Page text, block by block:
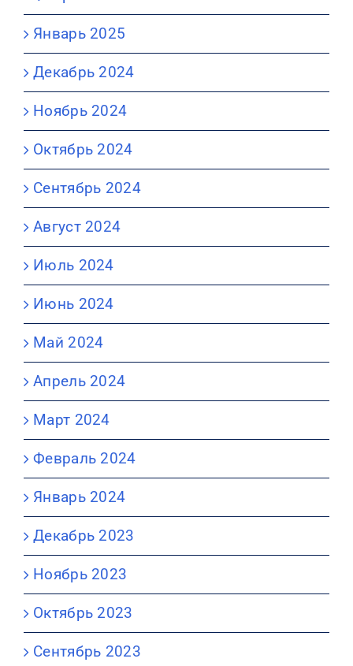
Январь 2025
Декабрь 2024
Ноябрь 2024
Октябрь 2024
Сентябрь 2024
Август 2024
Июль 2024
Июнь 2024
Май 2024
Апрель 2024
Март 2024
Февраль 2024
Январь 2024
Декабрь 2023
Ноябрь 2023
Октябрь 2023
Сентябрь 2023